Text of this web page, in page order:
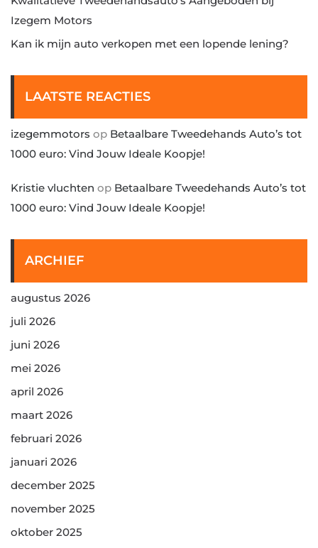
Izegem Motors
Kan ik mijn auto verkopen met een lopende lening?
LAATSTE REACTIES
izegemmotors op Betaalbare Tweedehands Auto’s tot
1000 euro: Vind Jouw Ideale Koopje!
Kristie vluchten op Betaalbare Tweedehands Auto’s tot
1000 euro: Vind Jouw Ideale Koopje!
ARCHIEF
augustus 2026
juli 2026
juni 2026
mei 2026
april 2026
maart 2026
februari 2026
januari 2026
december 2025
november 2025
oktober 2025